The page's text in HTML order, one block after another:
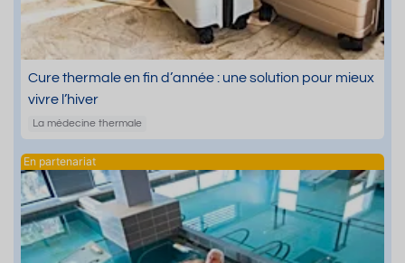
Cure thermale en fin d’année : une solution pour mieux
vivre l’hiver
La médecine thermale